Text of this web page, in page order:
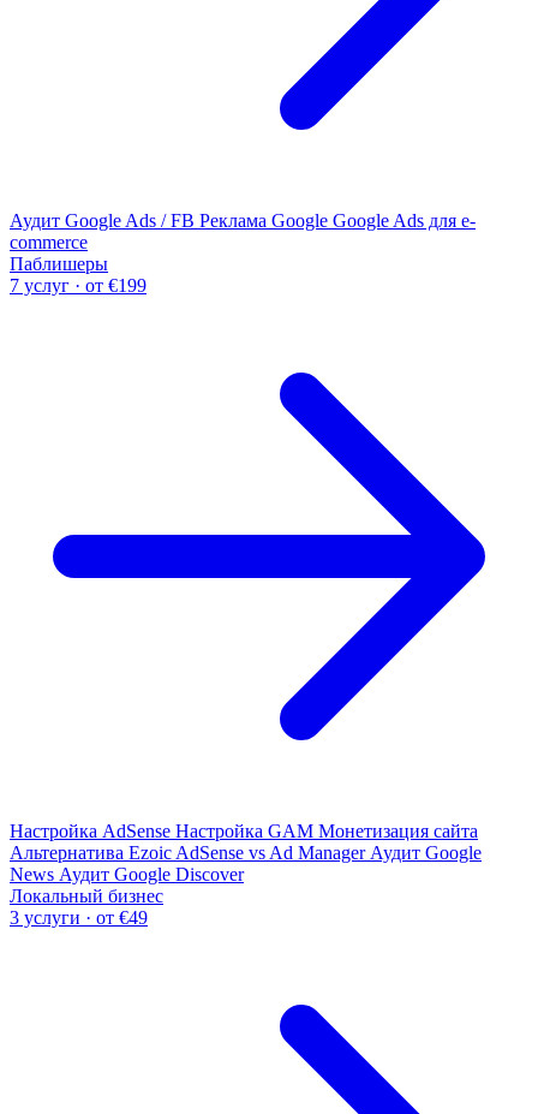
Аудит Google Ads / FB Реклама Google Google Ads для e-
commerce
Паблишеры
7 услуг · от €199
Настройка AdSense Настройка GAM Монетизация сайта
Альтернатива Ezoic AdSense vs Ad Manager Аудит Google
News Аудит Google Discover
Локальный бизнес
3 услуги · от €49